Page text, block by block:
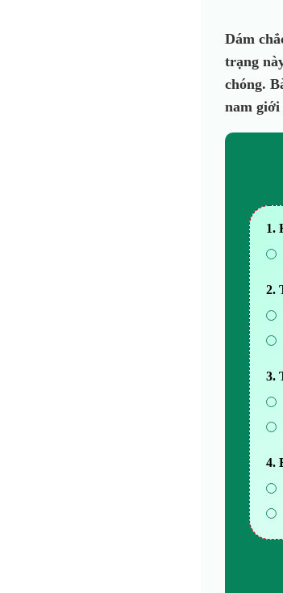
Dám
trạng
chóng.
nam
1.
2.
3.
4.